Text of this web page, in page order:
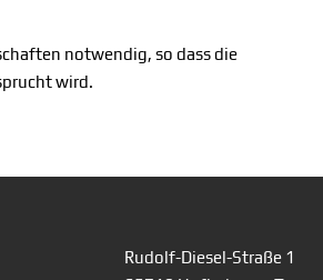
notwendig, so dass die
wird.
Rudolf-Diesel-Straße 1